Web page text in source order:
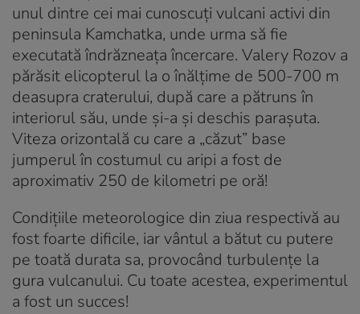
unul dintre cei mai cunoscuţi vulcani activi din
peninsula Kamchatka, unde urma să fie
executată îndrăzneaţa încercare. Valery Rozov a
părăsit elicopterul la o înălţime de 500-700 m
deasupra craterului, după care a pătruns în
interiorul său, unde şi-a şi deschis paraşuta.
Viteza orizontală cu care a „căzut” base
jumperul în costumul cu aripi a fost de
aproximativ 250 de kilometri pe oră!
Condiţiile meteorologice din ziua respectivă au
fost foarte dificile, iar vântul a bătut cu putere
pe toată durata sa, provocând turbulenţe la
gura vulcanului. Cu toate acestea, experimentul
a fost un succes!